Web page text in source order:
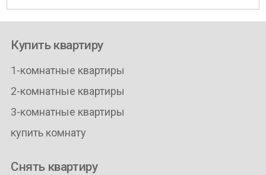
Купить квартиру
1-комнатные квартиры
2-комнатные квартиры
3-комнатные квартиры
купить комнату
Снять квартиру